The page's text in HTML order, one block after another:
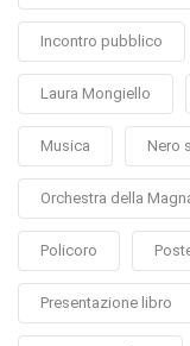
Incontro pubblico
Laura Mongiello
Musica Nero
Orchestra della
Policoro
Presentazione libro